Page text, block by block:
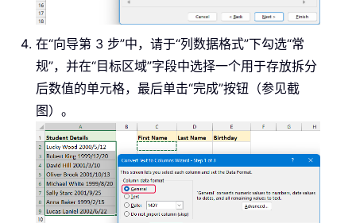
在“向导第 3 步”中，请于“列数据格式”下勾选“常
规”，并在“目标区域”字段中选择一个用于存放拆分
后数值的单元格，最后单击“完成”按钮（参见截
图）。